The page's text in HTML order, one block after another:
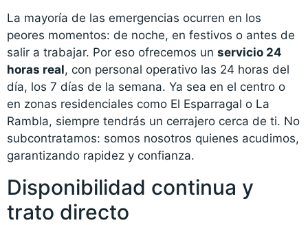
La mayoría de las emergencias ocurren en los
peores momentos: de noche, en festivos o antes de
salir a trabajar. Por eso ofrecemos un servicio 24
horas real, con personal operativo las 24 horas del
día, los 7 días de la semana. Ya sea en el centro o
en zonas residenciales como El Esparragal o La
Rambla, siempre tendrás un cerrajero cerca de ti. No
subcontratamos: somos nosotros quienes acudimos,
garantizando rapidez y confianza.
Disponibilidad continua y
trato directo